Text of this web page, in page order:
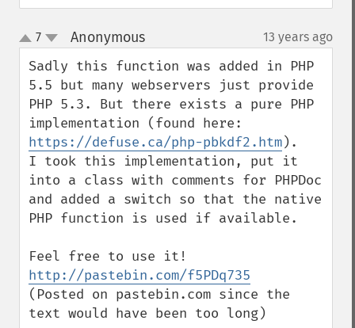
up
down
7 Anonymous¶ 13 years ago
Sadly this function was added in PHP
5.5 but many webservers just provide
PHP 5.3. But there exists a pure PHP
https://defuse.ca/php-pbkdf2.htm).
I took this implementation, put it
into a class with comments for PHPDoc
and added a switch so that the native
PHP function is used if available.
http://pastebin.com/f5PDq735
(Posted on pastebin.com since the
text would have been too long)